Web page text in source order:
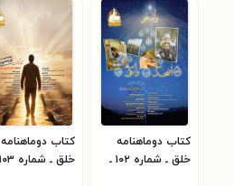
کتاب دوماهنامه
خلق ـ شماره ۱۰۲ ـ
کتاب دوماهنامه